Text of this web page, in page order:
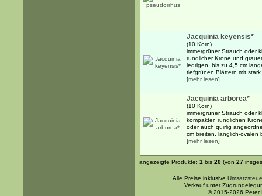
Jacquinia keyensis*
(10 Korn)
immergrüner Strauch oder
rundlicher Krone und
ledrigen, bis zu 4,5 cm
tiefgrünen Blättern mit stark
[mehr lesen]
Jacquinia arborea*
(10 Korn)
immergrüner Strauch oder
kompakter, rundlichen
oder auch quirlig
cm breiten, länglich-ovalen
[mehr lesen]
angezeigte Produkte: 1 bis 20 (von 27
Alle Preise inklusive
Verkauf unter
© 2015-2026 Peter